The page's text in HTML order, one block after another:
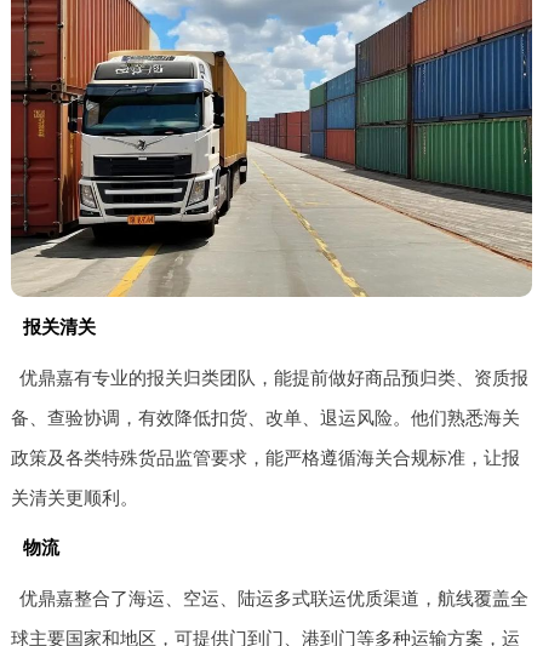
报关清关
优鼎嘉有专业的报关归类团队，能提前做好商品预归类、资质报
备、查验协调，有效降低扣货、改单、退运风险。他们熟悉海关
政策及各类特殊货品监管要求，能严格遵循海关合规标准，让报
关清关更顺利。
物流
优鼎嘉整合了海运、空运、陆运多式联运优质渠道，航线覆盖全
球主要国家和地区，可提供门到门、港到门等多种运输方案，运